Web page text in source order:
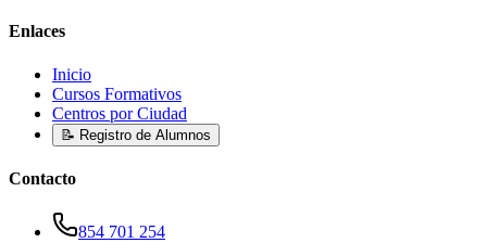
Enlaces
Inicio
Cursos Formativos
Centros por Ciudad
📝 Registro de Alumnos
Contacto
854 701 254